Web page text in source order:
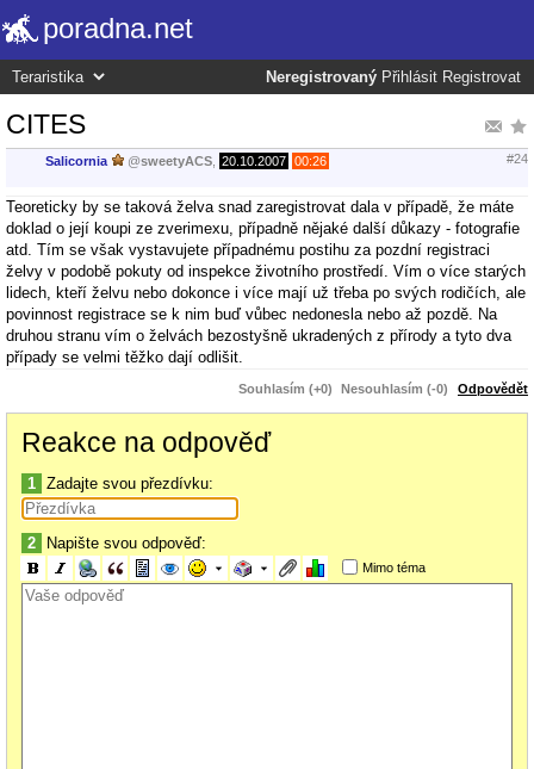
poradna.net
Neregistrovaný Přihlásit Registrovat
CITES
Salicornia @sweetyACS 20.10.2007 00:26 #24
Teoreticky by se taková želva snad zaregistrovat dala v případě, že máte
doklad o její koupi ze zverimexu, případně nějaké další důkazy - fotografie
atd. Tím se však vystavujete případnému postihu za pozdní registraci
želvy v podobě pokuty od inspekce životního prostředí. Vím o více starých
lidech, kteří želvu nebo dokonce i více mají už třeba po svých rodičích, ale
povinnost registrace se k nim buď vůbec nedonesla nebo až pozdě. Na
druhou stranu vím o želvách bezostyšně ukradených z přírody a tyto dva
případy se velmi těžko dají odlišit.
Souhlasím (+0) Nesouhlasím (-0) Odpovědět
Reakce na odpověď
1 Zadajte svou přezdívku:
2 Napište svou odpověď:
Mimo téma